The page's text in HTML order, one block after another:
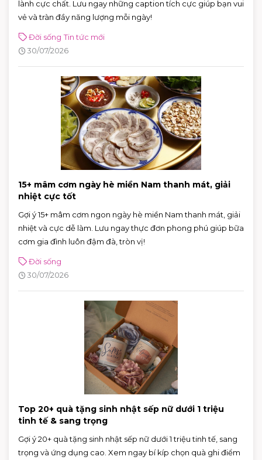
lành cực chất. Lưu ngay những caption tích cực giúp bạn vui
vẻ và tràn đầy năng lượng mỗi ngày!
Đời sống Tin tức mới
30/07/2026
15+ mâm cơm ngày hè miền Nam thanh mát, giải
nhiệt cực tốt
Gợi ý 15+ mâm cơm ngon ngày hè miền Nam thanh mát, giải
nhiệt và cực dễ làm. Lưu ngay thực đơn phong phú giúp bữa
cơm gia đình luôn đậm đà, tròn vị!
Đời sống
30/07/2026
Top 20+ quà tặng sinh nhật sếp nữ dưới 1 triệu
tinh tế & sang trọng
Gợi ý 20+ quà tặng sinh nhật sếp nữ dưới 1 triệu tinh tế, sang
trọng và ứng dụng cao. Xem ngay bí kíp chọn quà ghi điểm